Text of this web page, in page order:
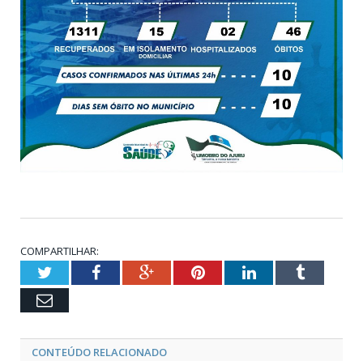
COMPARTILHAR:
TwitterFacebookGoogle+PinterestLinkedInTumblr
Email
CONTEÚDO RELACIONADO